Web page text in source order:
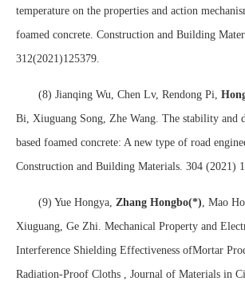
temperature on the properties and action
foamed concrete. Construction and Building
312(2021)125379.
(8) Jianqing Wu, Chen Lv, Rendong Pi,
Bi, Xiuguang Song, Zhe Wang. The stability
based foamed concrete: A new type of road
Construction and Building Materials. 304 (2021)
(9) Yue Hongya, Zhang Hongbo(*) , Mao
Xiuguang, Ge Zhi. Mechanical Property and
Interference Shielding Effectiveness ofMortar
Radiation-Proof Cloths , Journal of Materials in